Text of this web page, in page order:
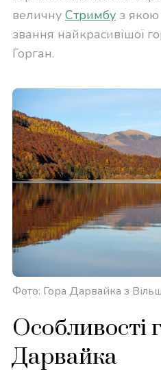
величну Стримбуз якою
звання найкрасивішої
Горган.
Фото: Гора Дарвайка з
Особливості
Дарвайка